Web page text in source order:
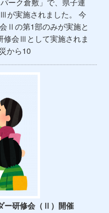
ーク倉敷」で、県子連
が実施されました。 今
Ⅱの第1部のみが実施と
修会Ⅲとして実施されま
から10
ー研修会（Ⅱ）開催